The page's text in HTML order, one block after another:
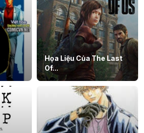
Họa Liệu Của The Last
Of...